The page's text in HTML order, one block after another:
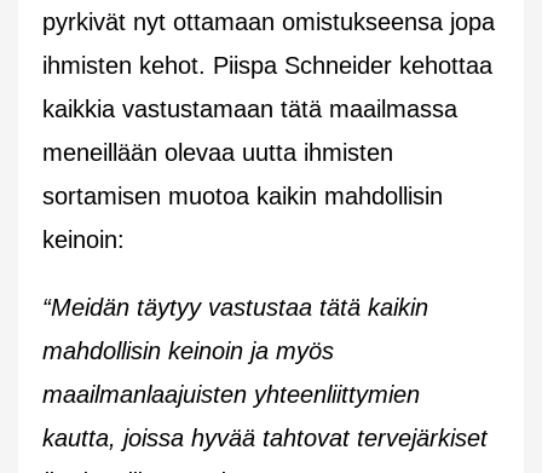
pyrkivät nyt ottamaan omistukseensa jopa
ihmisten kehot. Piispa Schneider kehottaa
kaikkia vastustamaan tätä maailmassa
meneillään olevaa uutta ihmisten
sortamisen muotoa kaikin mahdollisin
keinoin:
“Meidän täytyy vastustaa tätä kaikin
mahdollisin keinoin ja myös
maailmanlaajuisten yhteenliittymien
kautta, joissa hyvää tahtovat tervejärkiset